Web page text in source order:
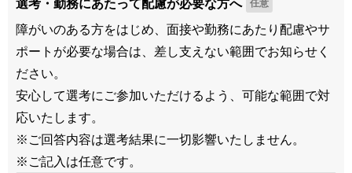
選考・勤務にあたって配慮が必要な方へ 任意
障がいのある方をはじめ、面接や勤務にあたり配慮やサ
ポートが必要な場合は、差し支えない範囲でお知らせく
ださい。
安心して選考にご参加いただけるよう、可能な範囲で対
応いたします。
※ご回答内容は選考結果に一切影響いたしません。
※ご記入は任意です。